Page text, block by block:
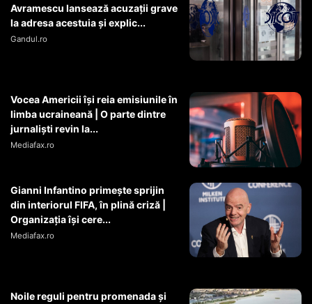
Avramescu lansează acuzații grave
la adresa acestuia și explic...
Gandul.ro
Vocea Americii își reia emisiunile în
limba ucraineană | O parte dintre
jurnaliști revin la...
Mediafax.ro
Gianni Infantino primește sprijin
din interiorul FIFA, în plină criză |
Organizația își cere...
Mediafax.ro
Noile reguli pentru promenada și